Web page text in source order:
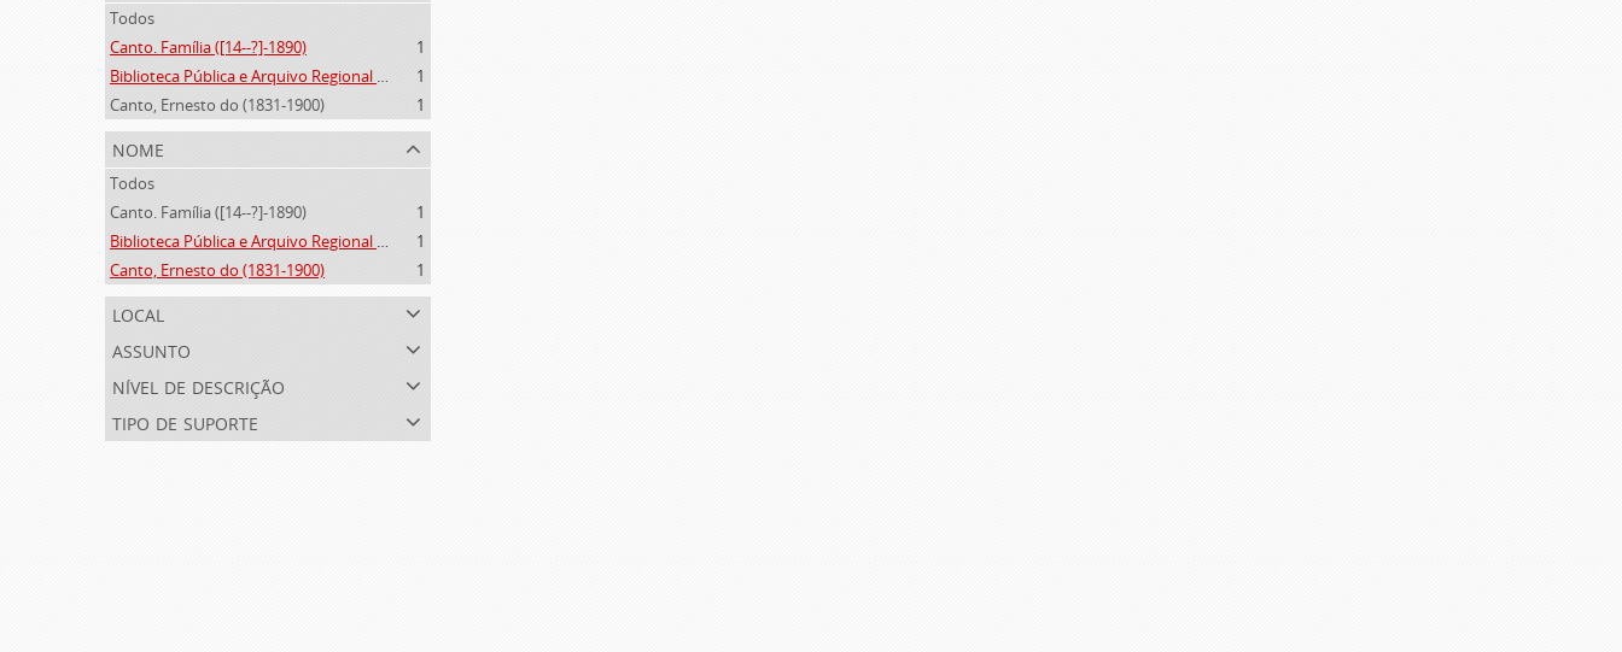
Todos
Canto. Família ([14--?]-1890)
1
Biblioteca Pública e Arquivo Regional de Ponta Delgada (1841- )
1
Canto, Ernesto do (1831-1900)
1
nome
Todos
Canto. Família ([14--?]-1890)
1
Biblioteca Pública e Arquivo Regional de Ponta Delgada (1841- )
1
Canto, Ernesto do (1831-1900)
1
local
assunto
nível de descrição
tipo de suporte